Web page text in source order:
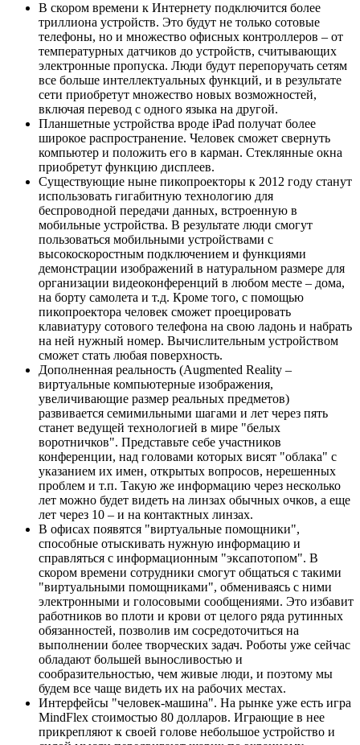
В скором времени к Интернету подключится более
триллиона устройств. Это будут не только сотовые
телефоны, но и множество офисных контроллеров – от
температурных датчиков до устройств, считывающих
электронные пропуска. Люди будут перепоручать сетям
все больше интеллектуальных функций, и в результате
сети приобретут множество новых возможностей,
включая перевод с одного языка на другой.
Планшетные устройства вроде iPad получат более
широкое распространение. Человек сможет свернуть
компьютер и положить его в карман. Стеклянные окна
приобретут функцию дисплеев.
Существующие ныне пикопроекторы к 2012 году станут
использовать гигабитную технологию для
беспроводной передачи данных, встроенную в
мобильные устройства. В результате люди смогут
пользоваться мобильными устройствами с
высокоскоростным подключением и функциями
демонстрации изображений в натуральном размере для
организации видеоконференций в любом месте – дома,
на борту самолета и т.д. Кроме того, с помощью
пикопроектора человек сможет проецировать
клавиатуру сотового телефона на свою ладонь и набрать
на ней нужный номер. Вычислительным устройством
сможет стать любая поверхность.
Дополненная реальность (Augmented Reality –
виртуальные компьютерные изображения,
увеличивающие размер реальных предметов)
развивается семимильными шагами и лет через пять
станет ведущей технологией в мире "белых
воротничков". Представьте себе участников
конференции, над головами которых висят "облака" с
указанием их имен, открытых вопросов, нерешенных
проблем и т.п. Такую же информацию через несколько
лет можно будет видеть на линзах обычных очков, а еще
лет через 10 – и на контактных линзах.
В офисах появятся "виртуальные помощники",
способные отыскивать нужную информацию и
справляться с информационным "эксапотопом". В
скором времени сотрудники смогут общаться с такими
"виртуальными помощниками", обмениваясь с ними
электронными и голосовыми сообщениями. Это избавит
работников во плоти и крови от целого ряда рутинных
обязанностей, позволив им сосредоточиться на
выполнении более творческих задач. Роботы уже сейчас
обладают большей выносливостью и
сообразительностью, чем живые люди, и поэтому мы
будем все чаще видеть их на рабочих местах.
Интерфейсы "человек-машина". На рынке уже есть игра
MindFlex стоимостью 80 долларов. Играющие в нее
прикрепляют к своей голове небольшое устройство и